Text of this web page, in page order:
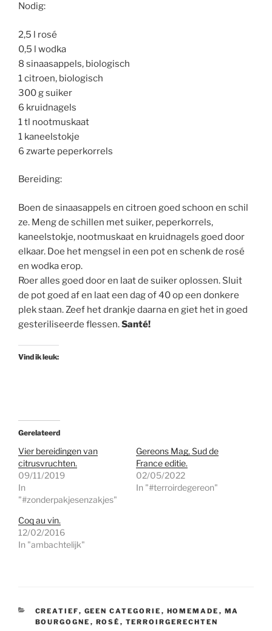
Nodig:
2,5 l rosé
0,5 l wodka
8 sinaasappels, biologisch
1 citroen, biologisch
300 g suiker
6 kruidnagels
1 tl nootmuskaat
1 kaneelstokje
6 zwarte peperkorrels
Bereiding:
Boen de sinaasappels en citroen goed schoon en schil
ze. Meng de schillen met suiker, peperkorrels,
kaneelstokje, nootmuskaat en kruidnagels goed door
elkaar. Doe het mengsel in een pot en schenk de rosé
en wodka erop.
Roer alles goed door en laat de suiker oplossen. Sluit
de pot goed af en laat een dag of 40 op een donkere
plek staan. Zeef het drankje daarna en giet het in goed
gesteriliseerde flessen.Santé!
Vind ik leuk:
Gerelateerd
Vier bereidingen van
citrusvruchten.
09/11/2019
In
"#zonderpakjesenzakjes"
Gereons Mag, Sud de
France editie.
02/05/2022
In "#terroirdegereon"
Coq au vin.
12/02/2016
In "ambachtelijk"
CATEGORIEËN
CREATIEF, GEEN CATEGORIE , HOMEMADE , MA
BOURGOGNE , ROSÉ , TERROIRGERECHTEN